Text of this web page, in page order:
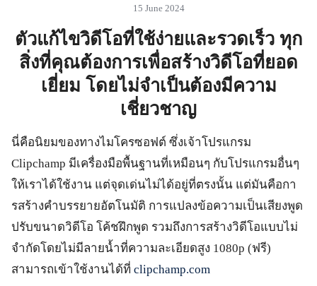
15 June 2024
ตัวแก้ไขวิดีโอที่ใช้ง่ายและรวดเร็ว ทุก
สิ่งที่คุณต้องการเพื่อสร้างวิดีโอที่ยอด
เยี่ยม โดยไม่จําเป็นต้องมีความ
เชี่ยวชาญ
นี่คือนิยมของทางไมโครซอฟต์ ซึ่งเจ้าโปรแกรม
Clipchamp มีเครื่องมือพื้นฐานที่เหมือนๆ กับโปรแกรมอื่นๆ
ให้เราได้ใช้งาน แต่จุดเด่นไม่ได้อยู่ที่ตรงนั้น แต่มันคือกา
รสร้างคําบรรยายอัตโนมัติ การแปลงข้อความเป็นเสียงพูด
ปรับขนาดวิดีโอ โค้ชฝึกพูด รวมถึงการสร้างวิดีโอแบบไม่
จํากัดโดยไม่มีลายน้ำที่ความละเอียดสูง 1080p (ฟรี)
สามารถเข้าใช้งานได้ที่ clipchamp.com